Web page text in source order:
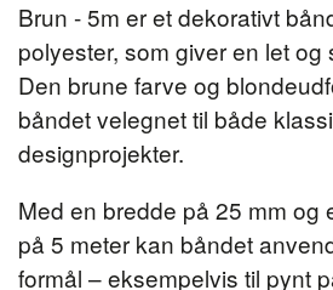
Brun - 5m er et dekorativt
polyester, som giver en let
Den brune farve og
båndet velegnet til både
designprojekter.
Med en bredde på 25 mm
på 5 meter kan båndet
formål – eksempelvis til pynt